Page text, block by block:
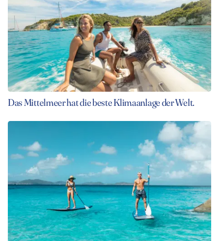
Das Mittelmeer hat die beste Klimaanlage der Welt.